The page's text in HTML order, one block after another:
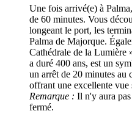
Une fois arrivé(e) à
de 60 minutes. Vous
longeant le port, les
Palma de Majorque.
Cathédrale de la Lumière
a duré 400 ans, est un
un arrêt de 20 minutes au
offrant une excellente vue
Remarque : Il n'y aura
fermé.